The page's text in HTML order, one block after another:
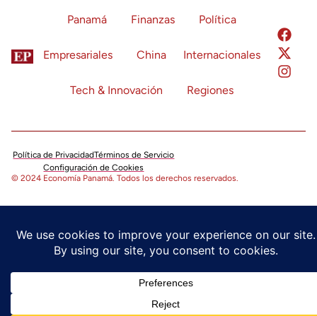
Panamá Finanzas Política
Empresariales China Internacionales
Tech & Innovación Regiones
Política de PrivacidadTérminos de Servicio
Configuración de Cookies
© 2024 Economía Panamá. Todos los derechos reservados.